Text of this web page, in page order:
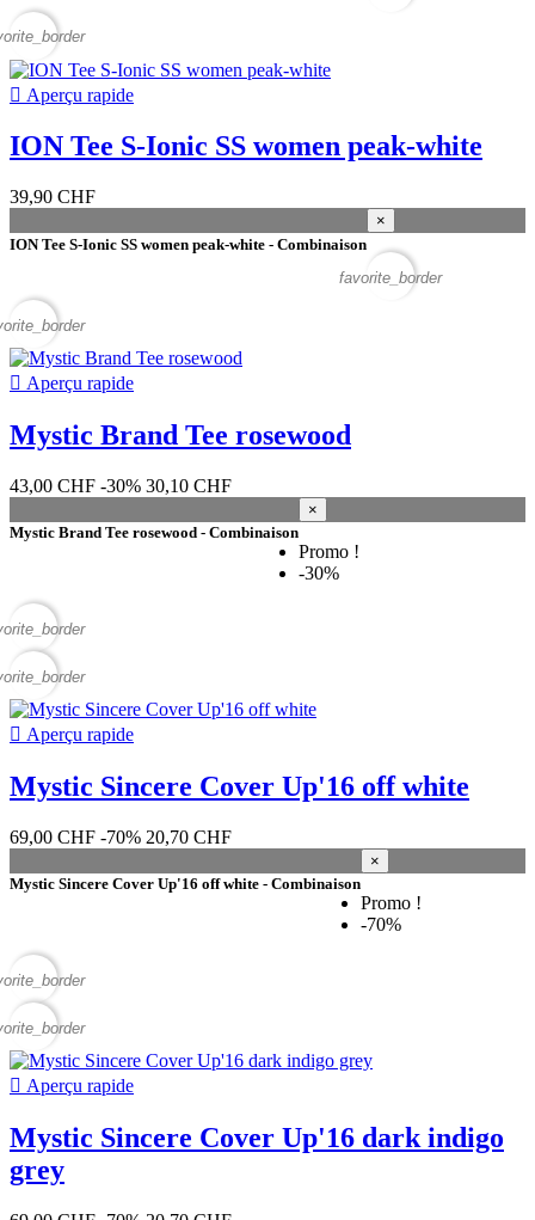
 Aperçu rapide
ION Tee S-Ionic SS women peak-white
39,90 CHF
ION Tee S-Ionic SS women peak-white - Combinaison
×
favorite_border
 Aperçu rapide
Mystic Brand Tee rosewood
43,00 CHF -30% 30,10 CHF
Mystic Brand Tee rosewood - Combinaison
×
Promo !
-30%
 Aperçu rapide
Mystic Sincere Cover Up'16 off white
69,00 CHF -70% 20,70 CHF
Mystic Sincere Cover Up'16 off white - Combinaison
×
Promo !
-70%
 Aperçu rapide
Mystic Sincere Cover Up'16 dark indigo
grey